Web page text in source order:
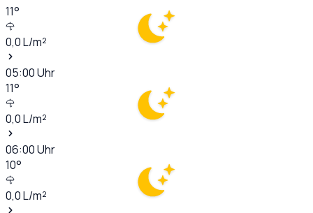
11°
0,0L/m²
05:00Uhr
11°
0,0L/m²
06:00Uhr
10°
0,0L/m²